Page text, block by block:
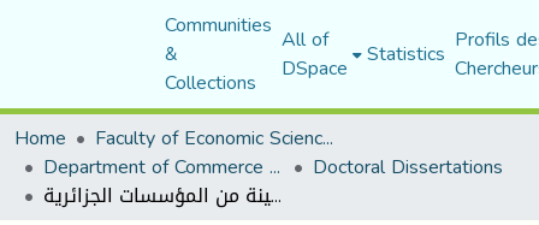
Communities
&
Collections
All of
DSpace Statistics Profils
Home
Faculty of Economic Sciences, Commerce and Management Sciences
Department of Commerce Science Doctoral Dissertations
دور الرقابة الداخلية في زيادة مصداقية المخرجات المحاسبية للمؤسسات الاقتصادية الجزائرية **دراسة عينة من المؤسسات الجزائرية**